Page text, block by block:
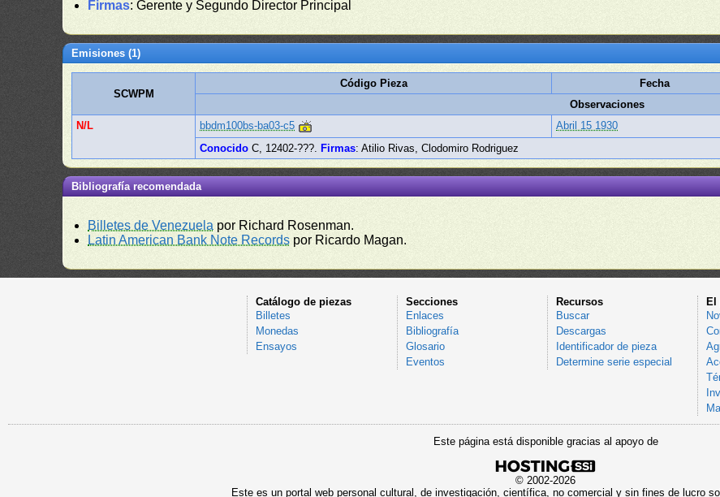
Firmas: Gerente y Segundo Director Principal
Emisiones (1)
SCWPM
Código Pieza Fecha
Observaciones
N/L
bbdm100bs-ba03-c5 Abril 15 1930
Conocido C, 12402-???. Firmas: Atilio Rivas, Clodomiro Rodriguez
Bibliografía recomendada
Billetes de Venezuela por Richard Rosenman.
Latin American Bank Note Records por Ricardo Magan.
Catálogo de piezas
Billetes
Monedas
Ensayos
Secciones
Enlaces
Bibliografía
Glosario
Eventos
Recursos
Buscar
Descargas
Identificador de pieza
Determine serie especial
El
Este página está disponible gracias al apoyo de
© 2002-2026
Este es un portal web personal cultural, de investigación, científica, no comercial y sin fines de lucro